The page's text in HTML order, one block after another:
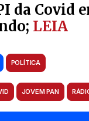
da Covid
LEIA
POLÍTICA
JOVEM PAN